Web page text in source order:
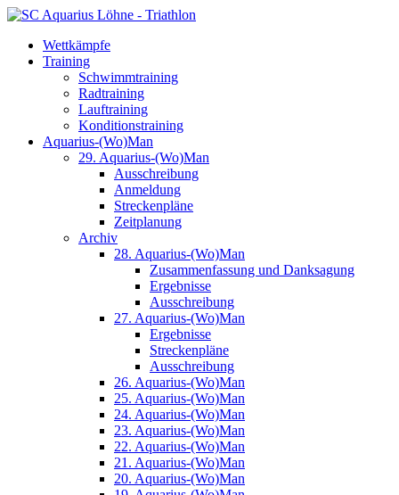
Wettkämpfe
Training
Schwimmtraining
Radtraining
Lauftraining
Konditionstraining
Aquarius-(Wo)Man
29. Aquarius-(Wo)Man
Ausschreibung
Anmeldung
Streckenpläne
Zeitplanung
Archiv
28. Aquarius-(Wo)Man
Zusammenfassung und Danksagung
Ergebnisse
Ausschreibung
27. Aquarius-(Wo)Man
Ergebnisse
Streckenpläne
Ausschreibung
26. Aquarius-(Wo)Man
25. Aquarius-(Wo)Man
24. Aquarius-(Wo)Man
23. Aquarius-(Wo)Man
22. Aquarius-(Wo)Man
21. Aquarius-(Wo)Man
20. Aquarius-(Wo)Man